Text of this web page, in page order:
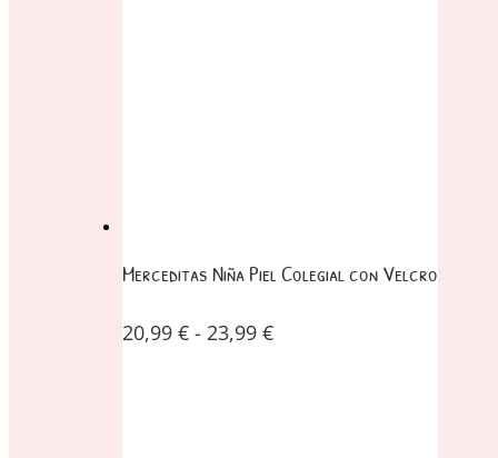
Merceditas Niña Piel Colegial con Velcro
20,99 € - 23,99 €